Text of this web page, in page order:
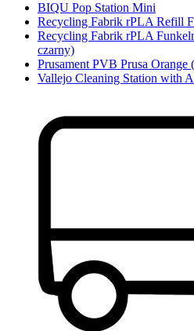
BIQU Pop Station Mini
Recycling Fabrik rPLA Refill
Recycling Fabrik rPLA
czarny)
Prusament PVB Prusa Orange
Vallejo Cleaning Station with